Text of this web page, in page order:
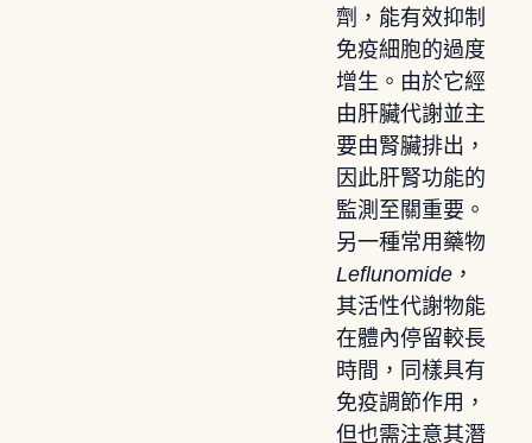
劑，能有效抑制
免疫細胞的過度
增生。由於它經
由肝臟代謝並主
要由腎臟排出，
因此肝腎功能的
監測至關重要。
另一種常用藥物
Leflunomide，
其活性代謝物能
在體內停留較長
時間，同樣具有
免疫調節作用，
但也需注意其潛